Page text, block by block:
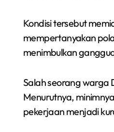
Kondisi tersebut
mempertanyakan
menimbulkan
Salah seorang warga
Menurutnya,
pekerjaan menjadi